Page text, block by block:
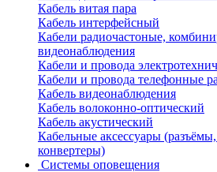
Кабель витая пара
Кабель интерфейсный
Кабели радиочастоные,
видеонаблюдения
Кабели и провода
Кабели и провода телефонные
Кабель видеонаблюдения
Кабель волоконно-оптический
Кабель акустический
Кабельные аксессуары
конвертеры)
Системы оповещения